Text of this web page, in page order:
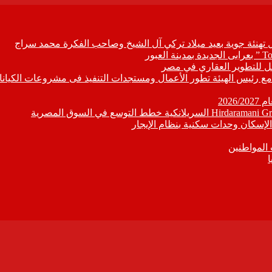
جوية بعيد ميلاد تركي آل الشيخ وصاحب الفكرة محمد سراج
مع رئيس الهيئة تطور الأعمال ومستجدات التنفيذ فى مشروعات
وحدات سكنية بنظام الإيجار
المواطنين